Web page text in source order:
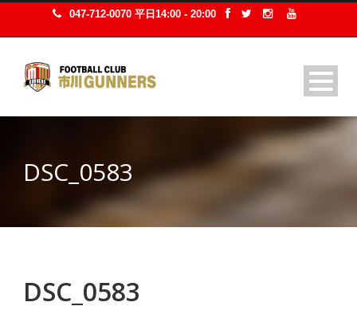
047-712-0070 平日14:00 - 20:00
DSC_0583
DSC_0583